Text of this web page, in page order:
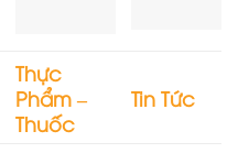
Thực
Phẩm –
Thuốc
Tin Tức